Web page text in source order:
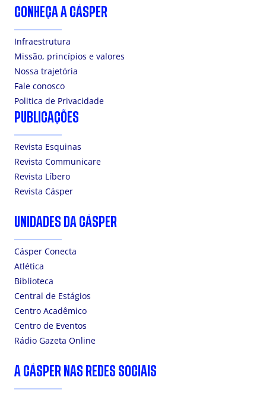
CONHEÇA A CÁSPER
Infraestrutura
Missão, princípios e valores
Nossa trajetória
Fale conosco
Politica de Privacidade
PUBLICAÇÕES
Revista Esquinas
Revista Communicare
Revista Líbero
Revista Cásper
UNIDADES DA CÁSPER
Cásper Conecta
Atlética
Biblioteca
Central de Estágios
Centro Acadêmico
Centro de Eventos
Rádio Gazeta Online
A CÁSPER NAS REDES SOCIAIS